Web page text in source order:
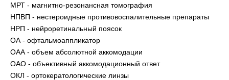
МРТ - магнитно-резонансная томография
НПВП - нестероидные противовоспалительные препараты
НРП - нейроретинальный поясок
ОА - офтальмоаппликатор
ОАА - объем абсолютной аккомодации
ОАО - объективный аккомодационный ответ
ОКЛ - ортокератологические линзы